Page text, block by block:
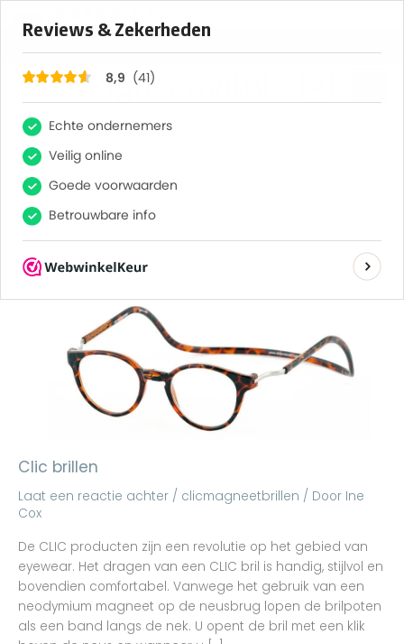
8,9
clicmagneetbril.nl
Clicmagneetbrillen
Clic brillen
Laat een reactie achter / clicmagneetbrillen / Door Ine
Cox
De CLIC producten zijn een revolutie op het gebied van
eyewear. Het dragen van een CLIC bril is handig, stijlvol en
bovendien comfortabel. Vanwege het gebruik van een
neodymium magneet op de neusbrug lopen de brilpoten
als een band langs de nek. U opent de bril met een klik
Clic